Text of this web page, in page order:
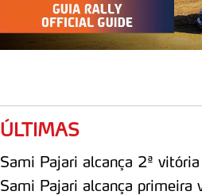
ÚLTIMAS
Sami Pajari alcança 2ª
Sami Pajari alcança primeira